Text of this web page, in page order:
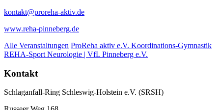
kontakt@proreha-aktiv.de
www.reha-pinneberg.de
Alle Veranstaltungen ProReha aktiv e.V. Koordinations-Gymnastik
REHA-Sport Neurologie | VfL Pinneberg e.V.
Kontakt
Schlaganfall-Ring Schleswig-Holstein e.V. (SRSH)